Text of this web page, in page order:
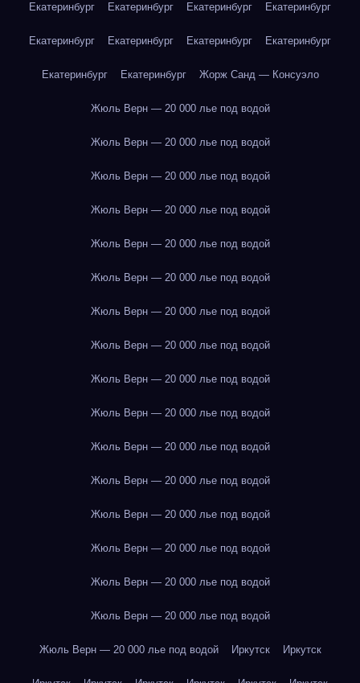
Екатеринбург Екатеринбург Екатеринбург Екатеринбург
Екатеринбург Екатеринбург Екатеринбург Екатеринбург
Екатеринбург Екатеринбург Жорж Санд — Консуэло
Жюль Верн — 20 000 лье под водой
Жюль Верн — 20 000 лье под водой
Жюль Верн — 20 000 лье под водой
Жюль Верн — 20 000 лье под водой
Жюль Верн — 20 000 лье под водой
Жюль Верн — 20 000 лье под водой
Жюль Верн — 20 000 лье под водой
Жюль Верн — 20 000 лье под водой
Жюль Верн — 20 000 лье под водой
Жюль Верн — 20 000 лье под водой
Жюль Верн — 20 000 лье под водой
Жюль Верн — 20 000 лье под водой
Жюль Верн — 20 000 лье под водой
Жюль Верн — 20 000 лье под водой
Жюль Верн — 20 000 лье под водой
Жюль Верн — 20 000 лье под водой
Жюль Верн — 20 000 лье под водой Иркутск Иркутск